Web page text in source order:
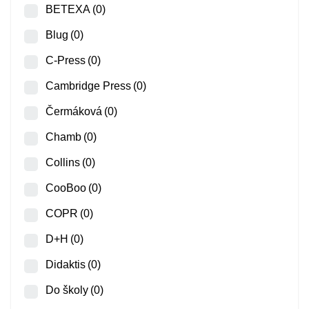
BETEXA (0)
Blug (0)
C-Press (0)
Cambridge Press (0)
Čermáková (0)
Chamb (0)
Collins (0)
CooBoo (0)
COPR (0)
D+H (0)
Didaktis (0)
Do školy (0)